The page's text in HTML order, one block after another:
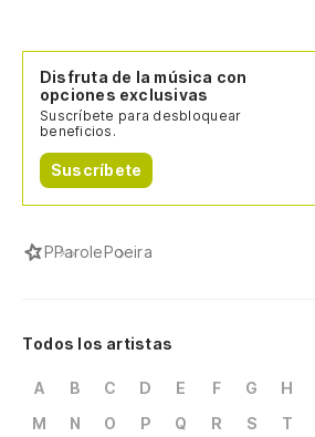
Disfruta de la música con
opciones exclusivas
Suscríbete para desbloquear
beneficios.
Suscríbete
PParolePoeira
Todos los artistas
A B C D E F G H
M
N O P Q R S T